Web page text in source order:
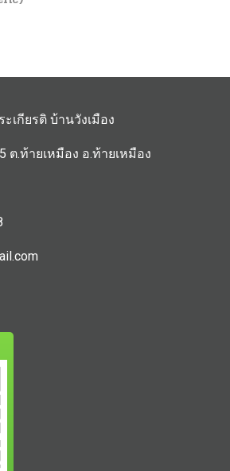
เกียรติ บ้านวังเมือง
ต.ท้ายเหมือง อ.ท้ายเหมือง
om